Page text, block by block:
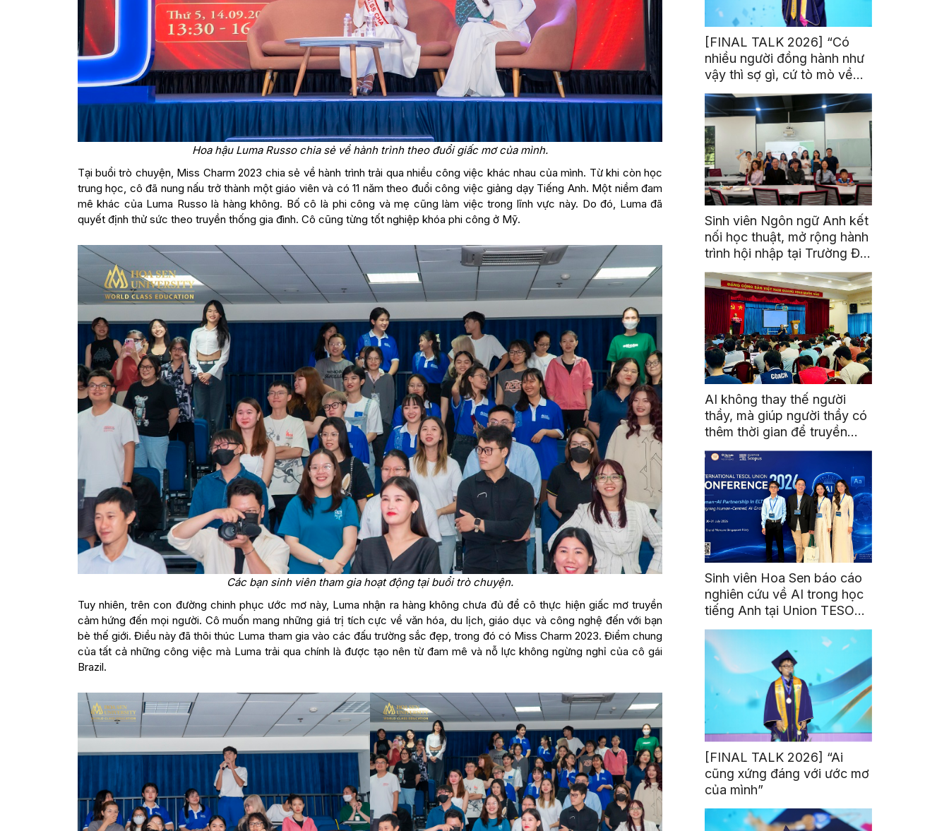
Hoa hậu Luma Russo chia sẻ về hành trình theo đuổi giấc mơ của mình.
Tại buổi trò chuyện, Miss Charm 2023 chia sẻ về hành trình trải qua nhiều công việc khác nhau của mình. Từ khi còn học
trung học, cô đã nung nấu trở thành một giáo viên và có 11 năm theo đuổi công việc giảng dạy Tiếng Anh. Một niềm đam
mê khác của Luma Russo là hàng không. Bố cô là phi công và mẹ cũng làm việc trong lĩnh vực này. Do đó, Luma đã
quyết định thử sức theo truyền thống gia đình. Cô cũng từng tốt nghiệp khóa phi công ở Mỹ.
Các bạn sinh viên tham gia hoạt động tại buổi trò chuyện.
Tuy nhiên, trên con đường chinh phục ước mơ này, Luma nhận ra hàng không chưa đủ để cô thực hiện giấc mơ truyền
cảm hứng đến mọi người. Cô muốn mang những giá trị tích cực về văn hóa, du lịch, giáo dục và công nghệ đến với bạn
bè thế giới. Điều này đã thôi thúc Luma tham gia vào các đấu trường sắc đẹp, trong đó có Miss Charm 2023. Điểm chung
của tất cả những công việc mà Luma trải qua chính là được tạo nên từ đam mê và nỗ lực không ngừng nghỉ của cô gái
Brazil.
[FINAL TALK 2026] “Có
nhiều người đồng hành như
vậy thì sợ gì, cứ tò mò về
thế giới thôi”
Sinh viên Ngôn ngữ Anh kết
nối học thuật, mở rộng hành
trình hội nhập tại Trường Đại
học Quốc gia Malaysia
AI không thay thế người
thầy, mà giúp người thầy có
thêm thời gian để truyền
cảm hứng
Sinh viên Hoa Sen báo cáo
nghiên cứu về AI trong học
tiếng Anh tại Union TESOL
2026 ở Singapore
[FINAL TALK 2026] “Ai
cũng xứng đáng với ước mơ
của mình”